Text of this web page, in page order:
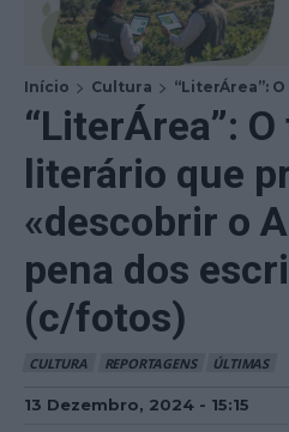
Início Cultura “LiterÁrea”:
“LiterÁrea”:
literário que
«descobrir o
pena dos
(c/fotos)
CULTURA REPORTAGENS ÚLTIMAS
13 Dezembro, 2024 - 15:15